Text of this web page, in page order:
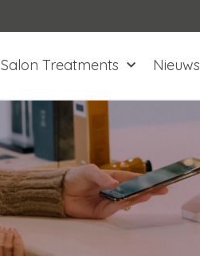
Salon Treatments Nieuws